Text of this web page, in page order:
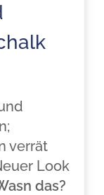
verrät
Look
das?